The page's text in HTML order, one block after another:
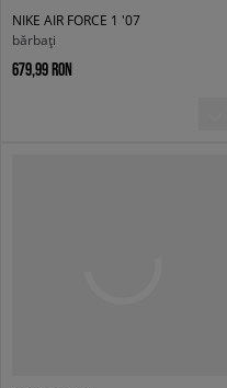
NIKE AIR FORCE 1 '07
bărbați
679,99 RON